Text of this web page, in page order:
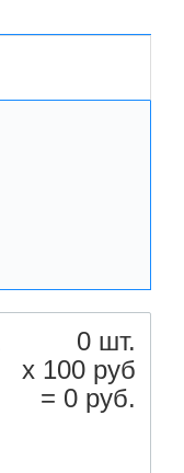
0 шт.
х 100 руб
= 0 руб.